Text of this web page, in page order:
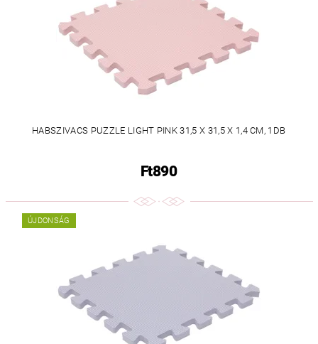
HABSZIVACS PUZZLE LIGHT PINK 31,5 X 31,5 X 1,4 CM, 1DB
Ft890
ÚJDONSÁG